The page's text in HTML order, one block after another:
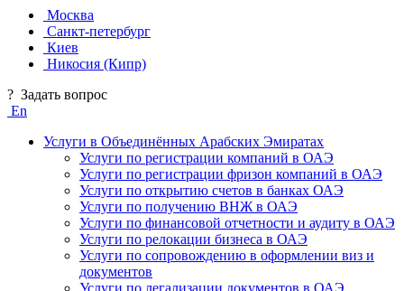
Москва
Санкт-петербург
Киев
Никосия (Кипр)
? Задать вопрос
En
Услуги в Объединённых Арабских Эмиратах
Услуги по регистрации компаний в ОАЭ
Услуги по регистрации фризон компаний в ОАЭ
Услуги по открытию счетов в банках ОАЭ
Услуги по получению ВНЖ в ОАЭ
Услуги по финансовой отчетности и аудиту в ОАЭ
Услуги по релокации бизнеса в ОАЭ
Услуги по сопровождению в оформлении виз и
документов
Услуги по легализации документов в ОАЭ